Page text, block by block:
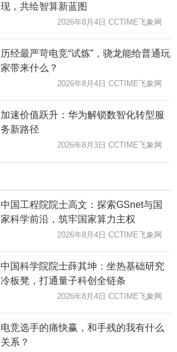
现，共绘智算新蓝图
2026年8月4日 CCTIME飞象网
历经最严苛电竞“试炼”，骁龙能给普通玩
家带来什么？
2026年8月4日 CCTIME飞象网
加速价值跃升：华为解锁数智化转型服
务新路径
2026年8月3日 CCTIME飞象网
中国工程院院士高文：探索GSnet与国
家科学前沿，筑牢国家算力主权
2026年8月4日 CCTIME飞象网
中国科学院院士薛其坤：坐热基础研究
冷板凳，打通量子科创全链条
2026年8月4日 CCTIME飞象网
电竞选手的痛快赢，和手残的我有什么
关系？